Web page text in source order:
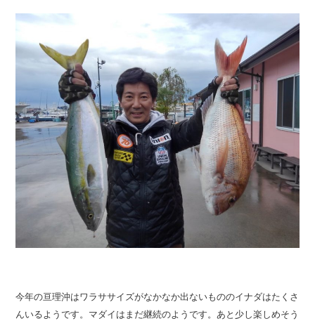
今年の亘理沖はワラササイズがなかなか出ないもののイナダはたくさ
んいるようです。マダイはまだ継続のようです。あと少し楽しめそう